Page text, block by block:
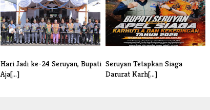
Hari Jadi ke-24 Seruyan, Bupati
Aja[...]
Seruyan Tetapkan Siaga
Darurat Karh[...]